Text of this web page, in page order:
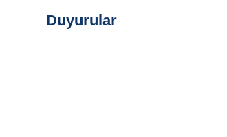
Duyurular